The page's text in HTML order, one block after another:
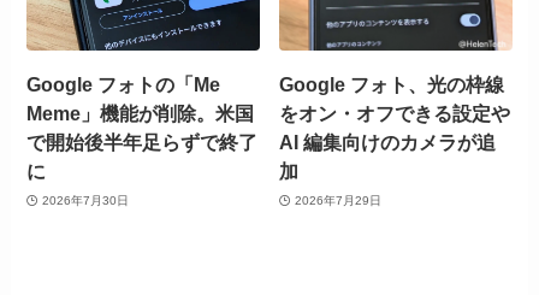
Google フォトの「Me
Meme」機能が削除。米国
で開始後半年足らずで終了
に
2026年7月30日
Google フォト、光の枠線
をオン・オフできる設定や
AI 編集向けのカメラが追
加
2026年7月29日